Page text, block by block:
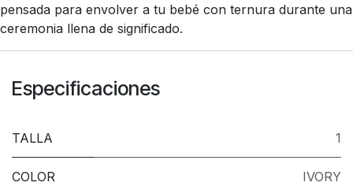
pensada para envolver a tu bebé con ternura durante una
ceremonia llena de significado.
Especificaciones
TALLA 1
COLOR IVORY